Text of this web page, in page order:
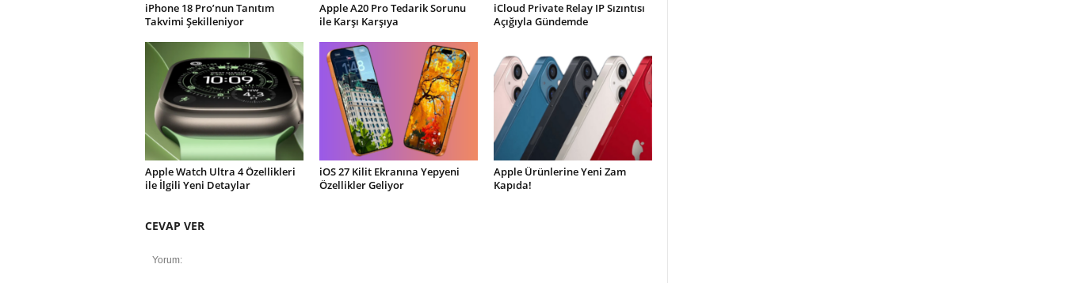
iPhone 18 Pro’nun Tanıtım
Takvimi Şekilleniyor
Apple A20 Pro Tedarik Sorunu
ile Karşı Karşıya
iCloud Private Relay IP Sızıntısı
Açığıyla Gündemde
Apple Watch Ultra 4 Özellikleri
ile İlgili Yeni Detaylar
iOS 27 Kilit Ekranına Yepyeni
Özellikler Geliyor
Apple Ürünlerine Yeni Zam
Kapıda!
CEVAP VER